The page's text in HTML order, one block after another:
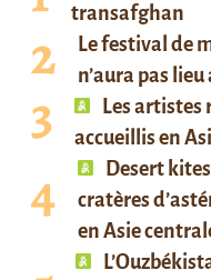
transafghan
Le festival de
n’aura pas
Les artistes
accueillis en
Desert
cratères
en Asie